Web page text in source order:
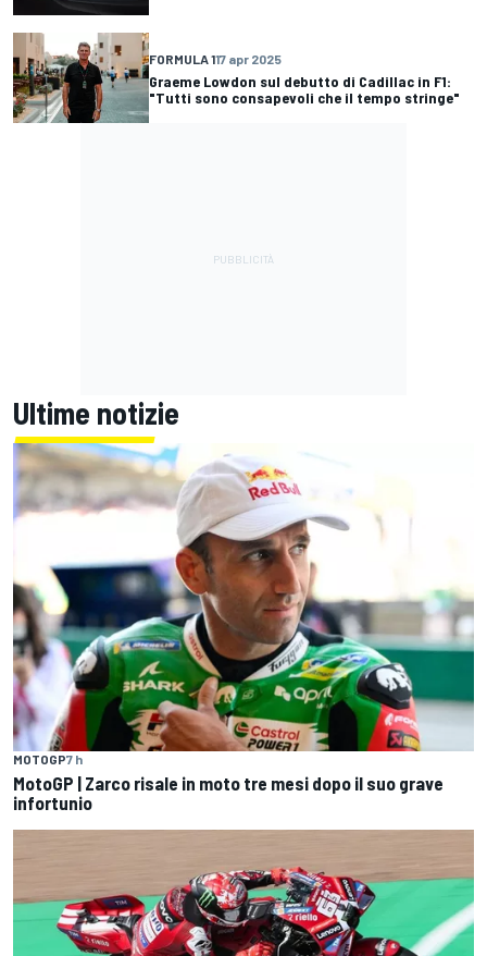
FORMULA 117 apr 2025
Graeme Lowdon sul debutto di Cadillac in F1:
"Tutti sono consapevoli che il tempo stringe"
Ultime notizie
MOTOGP7 h
MotoGP | Zarco risale in moto tre mesi dopo il suo grave
infortunio